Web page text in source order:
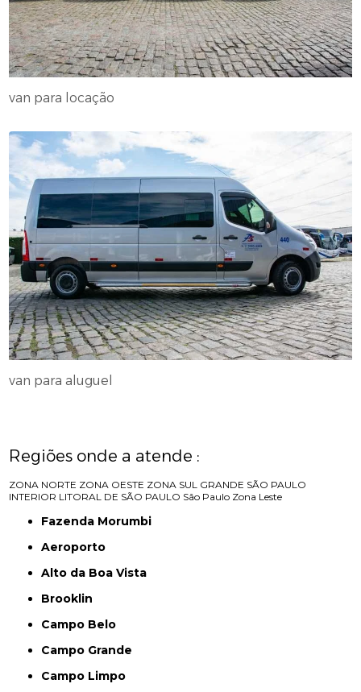
van para locação
van para aluguel
Regiões onde a atende :
ZONA NORTE ZONA OESTE ZONA SUL GRANDE SÃO PAULO
INTERIOR LITORAL DE SÃO PAULO São Paulo Zona Leste
Fazenda Morumbi
Aeroporto
Alto da Boa Vista
Brooklin
Campo Belo
Campo Grande
Campo Limpo